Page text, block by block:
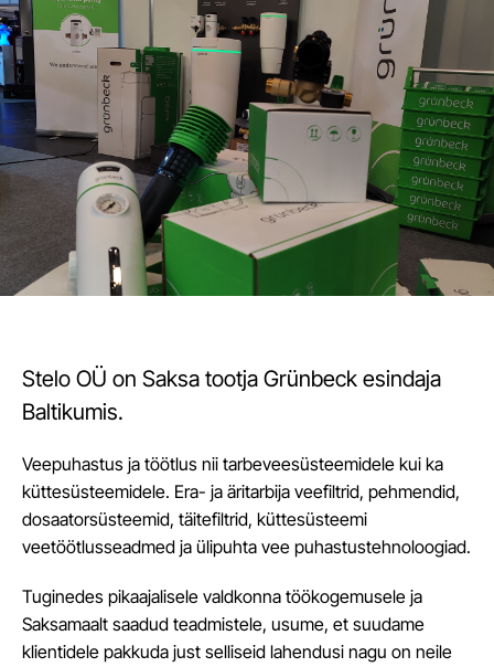
Stelo OÜ on Saksa tootja Grünbeck esindaja
Baltikumis.
Veepuhastus ja töötlus nii tarbeveesüsteemidele kui ka
küttesüsteemidele. Era- ja äritarbija veefiltrid, pehmendid,
dosaatorsüsteemid, täitefiltrid, küttesüsteemi
veetöötlusseadmed ja ülipuhta vee puhastustehnoloogiad.
Tuginedes pikaajalisele valdkonna töökogemusele ja
Saksamaalt saadud teadmistele, usume, et suudame
klientidele pakkuda just selliseid lahendusi nagu on neile